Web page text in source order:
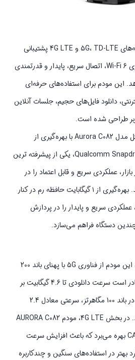
مودم AURORA C082 از شبکه‌های 5G، TD-LTE و 4G LTE پشتیبانی
می‌کند و با بهره‌گیری از فناوری Wi-Fi 6، اتصال سریع، پایدار و قدرتمندی
این مودم برای استفاده‌های حرفه‌ای
دانلود فایل‌های حجیم، جلسات آنلاین
طراحی شده است.
مودم TD-LTE/5G برند عمانتل مدل Aurora C082 با بهره‌گیری از
پردازنده قدرتمند Qualcomm Snapdragon X55، یکی از پیشرفته‌ ترین
عملکردی سریع و قابل اعتماد را در
پردازش داده‌ ها ارائه می‌دهد. بهره‌گیری از ۱ گیگابایت حافظه رم در کنار
چیپست Snapdragon X55، عملکردی سریع و پایدار را در پردازش
دستگاه فراهم می‌سازد.
در زمینه فناوری‌های ارتباطی، این مودم از فناوری 5G با پهنای باند 200
مگاهرتز پشتیبانی می‌کند و قادر است سرعت دانلودی تا 4.6 گیگابیت بر
ثانیه را فراهم سازد. همچنین در باند 100 مگاهرتز، سرعتی معادل 2.4
گیگابیت بر ثانیه ارائه می‌دهد. در بخش 4G LTE، مودم AURORA C082
در شبکه 4G LTE از رده CAT18 بهره می‌برد که باعث افزایش سرعت
بهتر در استفاده‌های سنگین و چندکاربره